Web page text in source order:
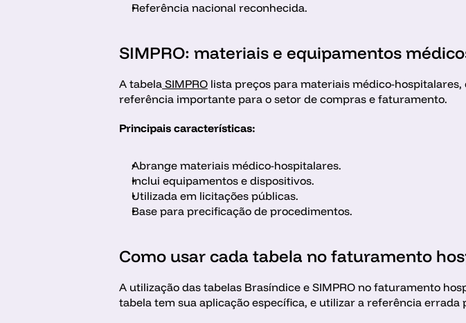
Referência nacional reconhecida.
SIMPRO: materiais e equipamentos
A tabela SIMPRO lista preços para materiais médico-
referência importante para o setor de compras e faturamento.
Principais características:
Abrange materiais médico-hospitalares.
Inclui equipamentos e dispositivos.
Utilizada em licitações públicas.
Base para precificação de procedimentos.
Como usar cada tabela no faturamento
A utilização das tabelas Brasíndice e SIMPRO no faturamento
tabela tem sua aplicação específica, e utilizar a referência errada